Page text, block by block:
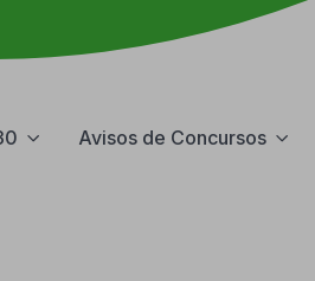
Avisos de Concursos